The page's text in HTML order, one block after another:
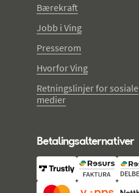
Bærekraft
Jobb i Ving
Presserom
Hvorfor Ving
Retningslinjer for sosiale
medier
Betalingsalternativer